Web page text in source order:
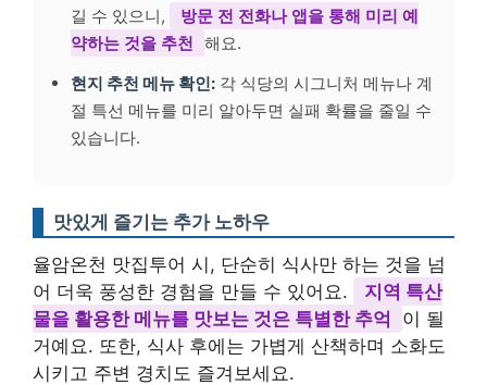
길 수 있으니,
방문 전 전화나 앱을 통해 미리 예
약하는 것을 추천 해요.
현지 추천 메뉴 확인: 각 식당의 시그니처 메뉴나 계
절 특선 메뉴를 미리 알아두면 실패 확률을 줄일 수
있습니다.
맛있게 즐기는 추가 노하우
율암온천 맛집투어 시, 단순히 식사만 하는 것을 넘
어 더욱 풍성한 경험을 만들 수 있어요.
지역 특산
물을 활용한 메뉴를 맛보는 것은 특별한 추억
이 될
거예요. 또한, 식사 후에는 가볍게 산책하며 소화도
시키고 주변 경치도 즐겨보세요.